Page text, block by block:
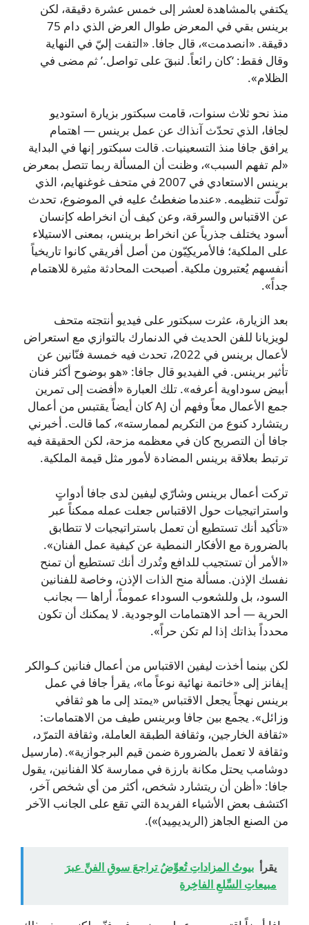
يكتفي بالمشاهدة لعشر إلى خمس عشرة دقيقة، لكن
برينس بقي في المعرض طوال العرض الذي دام 75
دقيقة. «انصدمت»، قال جافا. «التفت إليّ في النهاية
وقال فقط: ‘كان رائعاً. لنبقَ على تواصل.’ ثم مضى في
الظلام».
منذ نحو ثلاث سنوات، قامت سبكتور بزيارة استوديو
لجافا، الذي تحدّث آنذاك عن عمل برينس — اهتمام
يرافق جافا منذ التسعينيات. قالت سبكتور إنها في البداية
«لم تفهم السبب»، وظنت أن المسألة ربما تتصل بمعرض
برينس الاستعادي في 2007 في متحف غوغنهايم، الذي
تولّت تنظيمه. «عندما ضغطتُ عليه في الموضوع، تحدث
عن الاقتباس والسرقة، وعن كيف أن انخراطه كإنسان
أسود يختلف جذرياً عن انخراط برينس، بمعنى الاستيلاء
على الملكية؛ فالأمريكِيّون من أصل أفريقي كانوا تاريخياً
أنفسهم يُعتبرون ملكية. أصبحت المحادثة مثيرة للاهتمام
جداً».
بعد الزيارة، عثرت سبكتور على فيديو أنتجته متحف
لويزيانا للفن الحديث في الدنمارك بالتوازي مع استعراض
لأعمال برينس في 2022، تحدث فيه خمسة فنّانين عن
تأثير برينس. في الفيديو قال جافا: «هو بوضوح أكثر فنان
أبيض سوداوية أعرفه». تلك العبارة «أفضت إلى تمرين
جمع الأعمال معاً وفهم أن AJ كان أيضاً يقتبس من أعمال
ريتشارد كنوع من التكريم لممارسته»، كما قالت. أخبرني
جافا أن التصريح كان في معظمه مزحة، لكن الحقيقة فيه
ترتبط بعلاقة برينس المضادة لأمور مثل قيمة الملكية.
تركت أعمال برينس وشارّي ليفين لدى جافا أدواتٍ
واستراتيجيات حول الاقتباس جعلت عمله ممكناً عبر
«تأكيد أنك تستطيع أن تعمل باستراتيجيات لا تتطابق
بالضرورة مع الأفكار النمطية عن كيفية عمل الفنان».
«الأمر أن تستجيب للدافع وتُدرك أنك تستطيع أن تمنح
نفسك الإذن. مسألة منح الذات الإذن، وخاصة للفنانين
السود، بل وللشعوب السوداء عموماً، أراها — بجانب
الحرية — أحد الاهتمامات الوجودية. لا يمكنك أن تكون
محدداً بذاتك إذا لم تكن حراً».
لكن بينما أخذت ليفين الاقتباس من أعمال فنانين كـوالكر
إيفانز إلى «خاتمة نهائية نوعاً ما»، يقرأ جافا في عمل
برينس نهجاً يجعل الاقتباس «يمتد إلى ما هو ثقافي
وزائل». يجمع بين جافا وبرينس طيف من الاهتمامات:
«ثقافة الخارجين، وثقافة الطبقة العاملة، وثقافة التمرّد،
وثقافة لا تعمل بالضرورة ضمن قيم البرجوازية». (مارسيل
دوشامب يحتل مكانة بارزة في ممارسة كلا الفنانين، يقول
جافا: «أظن أن ريتشارد شخص، أكثر من أي شخص آخر،
اكتشف بعض الأشياء الفريدة التي تقع على الجانب الآخر
من الصنع الجاهز (الريديمِيد)»).
يقرأ بيوتُ المزاداتِ تُعوِّضُ تراجعَ سوقِ الفنِّ عبرَ
مبيعاتِ السِّلعِ الفاخِرةِ